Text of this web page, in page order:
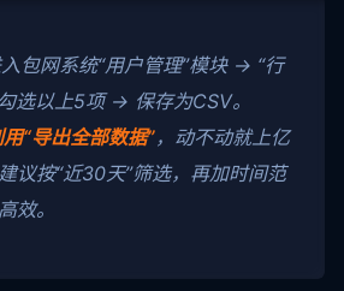
包网系统“用户管理”模块 → “行
选以上5项 → 保存为CSV。
用“导出全部数据”，动不动就上亿
议按“近30天”筛选，再加时间范
效。